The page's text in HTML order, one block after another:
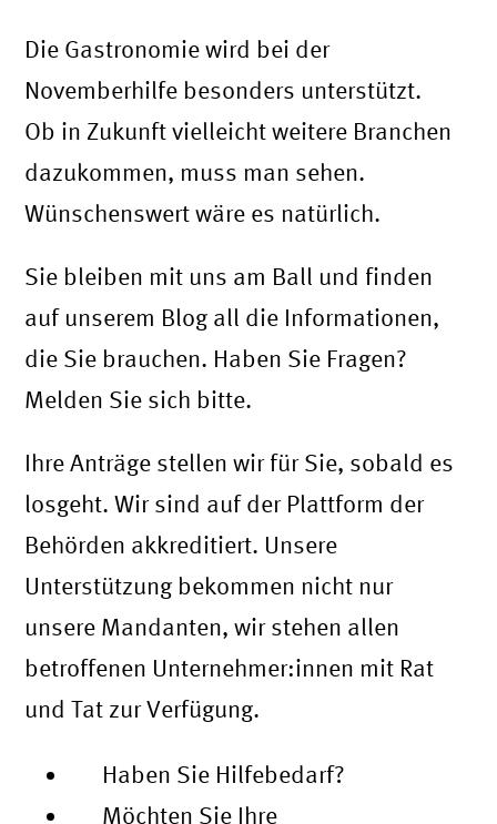
Die Gastronomie wird bei der
Novemberhilfe besonders unterstützt.
Ob in Zukunft vielleicht weitere Branchen
dazukommen, muss man sehen.
Wünschenswert wäre es natürlich.
Sie bleiben mit uns am Ball und finden
auf unserem Blog all die Informationen,
die Sie brauchen. Haben Sie Fragen?
Melden Sie sich bitte.
Ihre Anträge stellen wir für Sie, sobald es
losgeht. Wir sind auf der Plattform der
Behörden akkreditiert. Unsere
Unterstützung bekommen nicht nur
unsere Mandanten, wir stehen allen
betroffenen Unternehmer:innen mit Rat
und Tat zur Verfügung.
Haben Sie Hilfebedarf?
Möchten Sie Ihre